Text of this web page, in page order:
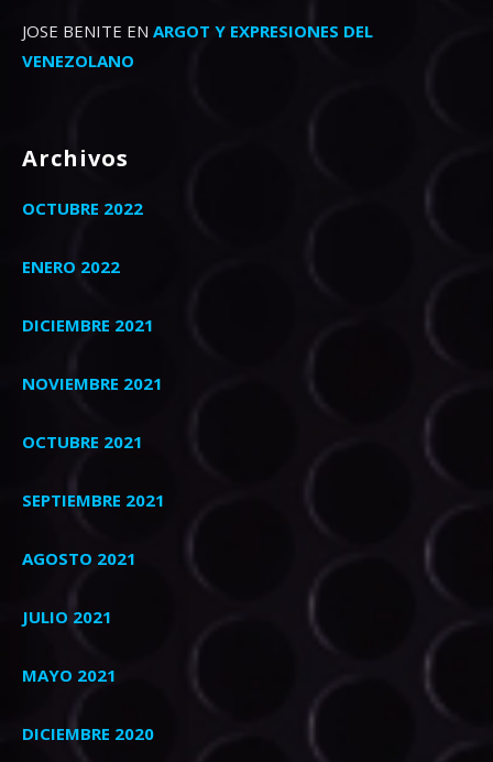
JOSE BENITE EN ARGOT Y EXPRESIONES DEL
VENEZOLANO
Archivos
OCTUBRE 2022
ENERO 2022
DICIEMBRE 2021
NOVIEMBRE 2021
OCTUBRE 2021
SEPTIEMBRE 2021
AGOSTO 2021
JULIO 2021
MAYO 2021
DICIEMBRE 2020